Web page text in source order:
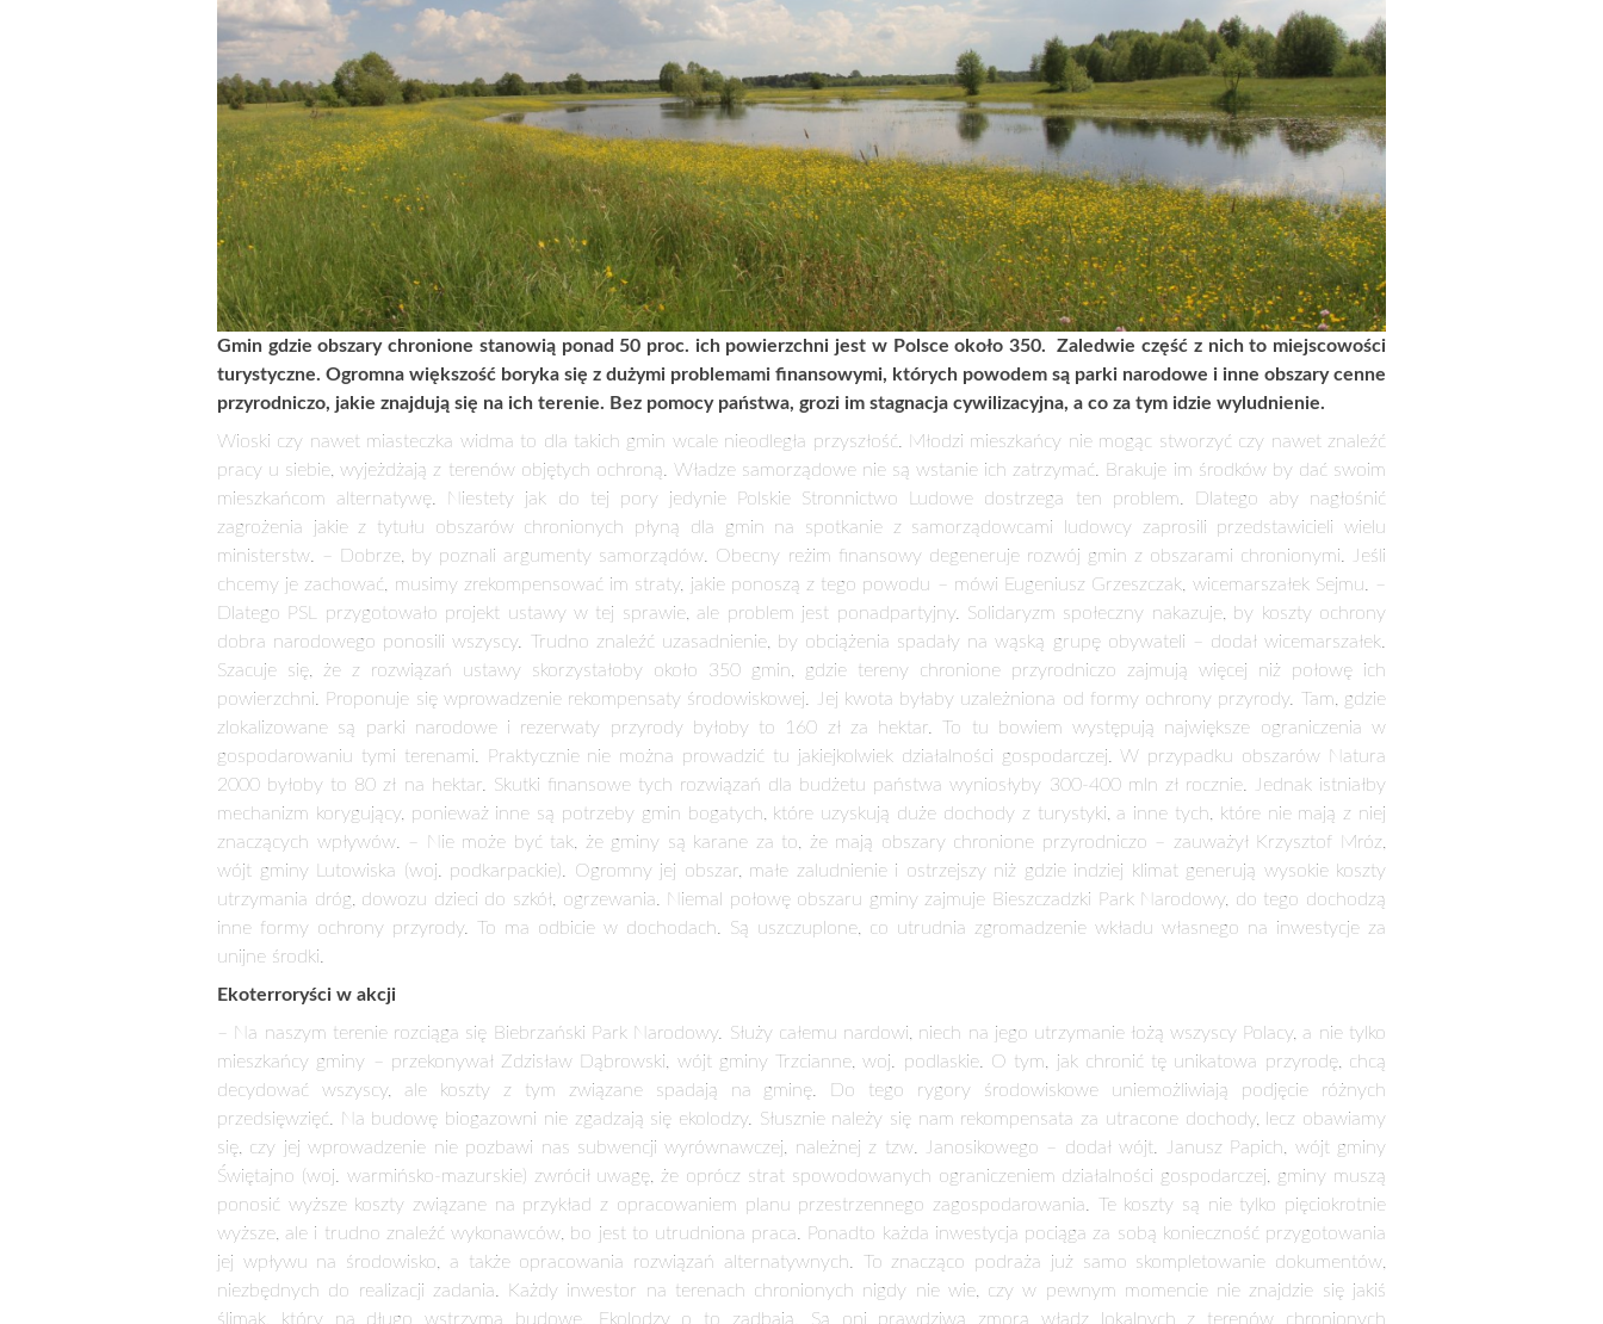
SOLIDARNI W OCHRONIE PRZYRODY
3 kwietnia 2013
Gmin gdzie obszary chronione stanowią ponad 50 proc. ich powierzchni jest w Polsce około 350. Zaledwie część z nich to miejscowości
turystyczne. Ogromna większość boryka się z dużymi problemami finansowymi, których powodem są parki narodowe i inne obszary cenne
przyrodniczo, jakie znajdują się na ich terenie. Bez pomocy państwa, grozi im stagnacja cywilizacyjna, a co za tym idzie wyludnienie.
Wioski czy nawet miasteczka widma to dla takich gmin wcale nieodległa przyszłość. Młodzi mieszkańcy nie mogąc stworzyć czy nawet znaleźć
pracy u siebie, wyjeżdżają z terenów objętych ochroną. Władze samorządowe nie są wstanie ich zatrzymać. Brakuje im środków by dać swoim
mieszkańcom alternatywę. Niestety jak do tej pory jedynie Polskie Stronnictwo Ludowe dostrzega ten problem. Dlatego aby nagłośnić
zagrożenia jakie z tytułu obszarów chronionych płyną dla gmin na spotkanie z samorządowcami ludowcy zaprosili przedstawicieli wielu
ministerstw. – Dobrze, by poznali argumenty samorządów. Obecny reżim finansowy degeneruje rozwój gmin z obszarami chronionymi. Jeśli
chcemy je zachować, musimy zrekompensować im straty, jakie ponoszą z tego powodu – mówi Eugeniusz Grzeszczak, wicemarszałek Sejmu. –
Dlatego PSL przygotowało projekt ustawy w tej sprawie, ale problem jest ponadpartyjny. Solidaryzm społeczny nakazuje, by koszty ochrony
dobra narodowego ponosili wszyscy. Trudno znaleźć uzasadnienie, by obciążenia spadały na wąską grupę obywateli – dodał wicemarszałek.
Szacuje się, że z rozwiązań ustawy skorzystałoby około 350 gmin, gdzie tereny chronione przyrodniczo zajmują więcej niż połowę ich
powierzchni. Proponuje się wprowadzenie rekompensaty środowiskowej. Jej kwota byłaby uzależniona od formy ochrony przyrody. Tam, gdzie
zlokalizowane są parki narodowe i rezerwaty przyrody byłoby to 160 zł za hektar. To tu bowiem występują największe ograniczenia w
gospodarowaniu tymi terenami. Praktycznie nie można prowadzić tu jakiejkolwiek działalności gospodarczej. W przypadku obszarów Natura
2000 byłoby to 80 zł na hektar. Skutki finansowe tych rozwiązań dla budżetu państwa wyniosłyby 300-400 mln zł rocznie. Jednak istniałby